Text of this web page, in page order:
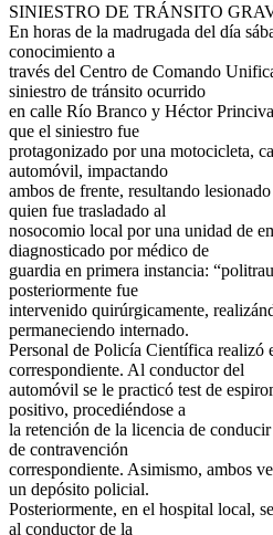
SINIESTRO DE TRÁNSITO
En horas de la madrugada del día
conocimiento a
través del Centro de Comando
siniestro de tránsito ocurrido
en calle Río Branco y Héctor
que el siniestro fue
protagonizado por una motocicleta,
automóvil, impactando
ambos de frente, resultando
quien fue trasladado al
nosocomio local por una unidad de
diagnosticado por médico de
guardia en primera instancia:
posteriormente fue
intervenido quirúrgicamente,
permaneciendo internado.
Personal de Policía Científica realizó
correspondiente. Al conductor del
automóvil se le practicó test de
positivo, procediéndose a
la retención de la licencia de
de contravención
correspondiente. Asimismo, ambos
un depósito policial.
Posteriormente, en el hospital local,
al conductor de la